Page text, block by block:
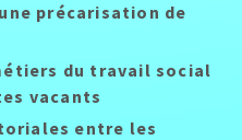
précarisation de
du travail social
vacants
entre les